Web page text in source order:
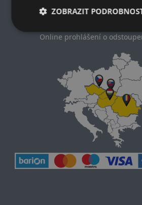
Impresum
Online prohlášení o
ZOBRAZIT